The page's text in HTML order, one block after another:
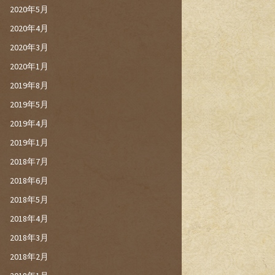
2020年5月
2020年4月
2020年3月
2020年1月
2019年8月
2019年5月
2019年4月
2019年1月
2018年7月
2018年6月
2018年5月
2018年4月
2018年3月
2018年2月